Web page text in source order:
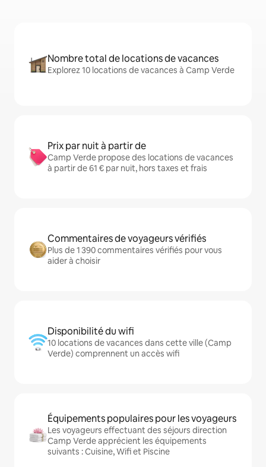
Nombre total de locations de vacances
Explorez 10 locations de vacances à Camp Verde
Prix par nuit à partir de
Camp Verde propose des locations de vacances
à partir de 61 € par nuit, hors taxes et frais
Commentaires de voyageurs vérifiés
Plus de 1 390 commentaires vérifiés pour vous
aider à choisir
Disponibilité du wifi
10 locations de vacances dans cette ville (Camp
Verde) comprennent un accès wifi
Équipements populaires pour les voyageurs
Les voyageurs effectuant des séjours direction
Camp Verde apprécient les équipements
suivants : Cuisine, Wifi et Piscine